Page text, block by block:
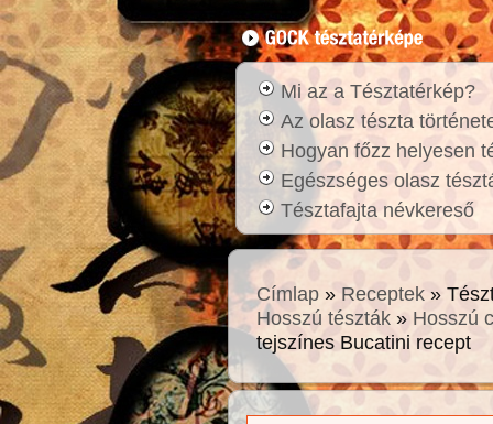
Mi az a Tésztatérkép?
Az olasz tészta
Hogyan főzz helyesen
Egészséges olasz
Tésztafajta névkereső
Címlap » Receptek »
Hosszú tészták » Hosszú
tejszínes Bucatini recept